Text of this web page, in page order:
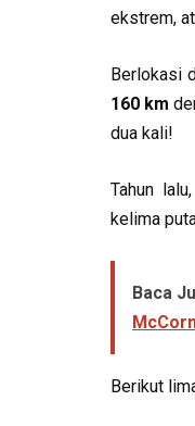
ekstrem,
Berlokasi
160 km
dua kali!
Tahun lalu,
kelima
Baca
Berikut